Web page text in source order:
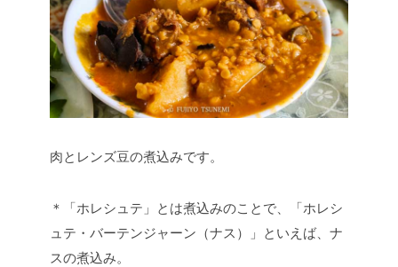
肉とレンズ豆の煮込みです。
＊「ホレシュテ」とは煮込みのことで、「ホレシ
ュテ・バーテンジャーン（ナス）」といえば、ナ
スの煮込み。